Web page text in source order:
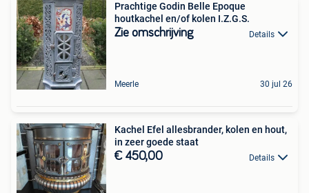
Prachtige Godin Belle Epoque
houtkachel en/of kolen I.Z.G.S.
Zie omschrijving Details
Meerle 30 jul 26
Kachel Efel allesbrander, kolen en hout,
in zeer goede staat
€ 450,00 Details